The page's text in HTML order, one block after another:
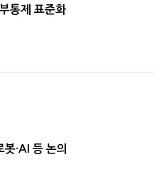
통제 표준화
·AI 등 논의